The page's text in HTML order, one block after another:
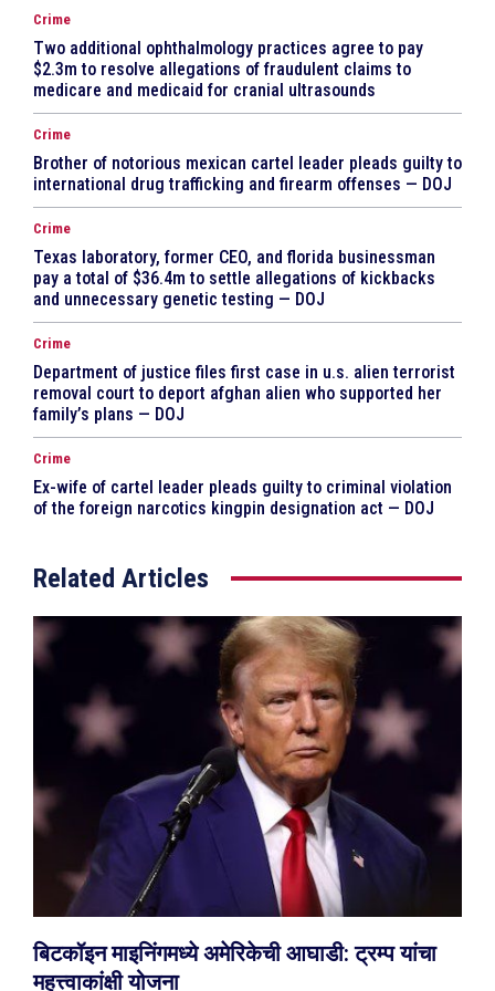
Crime
Two additional ophthalmology practices agree to pay
$2.3m to resolve allegations of fraudulent claims to
medicare and medicaid for cranial ultrasounds
Crime
Brother of notorious mexican cartel leader pleads guilty to
international drug trafficking and firearm offenses — DOJ
Crime
Texas laboratory, former CEO, and florida businessman
pay a total of $36.4m to settle allegations of kickbacks
and unnecessary genetic testing — DOJ
Crime
Department of justice files first case in u.s. alien terrorist
removal court to deport afghan alien who supported her
family’s plans — DOJ
Crime
Ex-wife of cartel leader pleads guilty to criminal violation
of the foreign narcotics kingpin designation act — DOJ
Related Articles
बिटकॉइन माइनिंगमध्ये अमेरिकेची आघाडी: ट्रम्प यांचा
महत्त्वाकांक्षी योजना